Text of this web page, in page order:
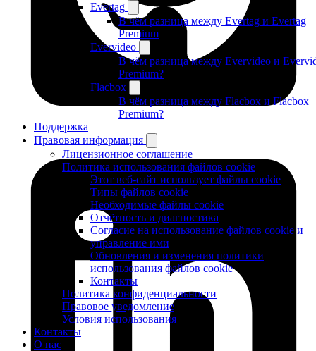
Evertag
В чём разница между Evertag и Evertag
Premium
Evervideo
В чём разница между Evervideo и
Premium?
Flacbox
В чём разница между Flacbox и Flacbox
Premium?
Поддержка
Правовая информация
Лицензионное соглашение
Политика использования файлов cookie
Этот веб-сайт использует файлы cookie
Типы файлов cookie
Необходимые файлы cookie
Отчётность и диагностика
Согласие на использование файлов cookie и
управление ими
Обновления и изменения политики
использования файлов cookie
Контакты
Политика конфиденциальности
Правовое уведомление
Условия использования
Контакты
О нас